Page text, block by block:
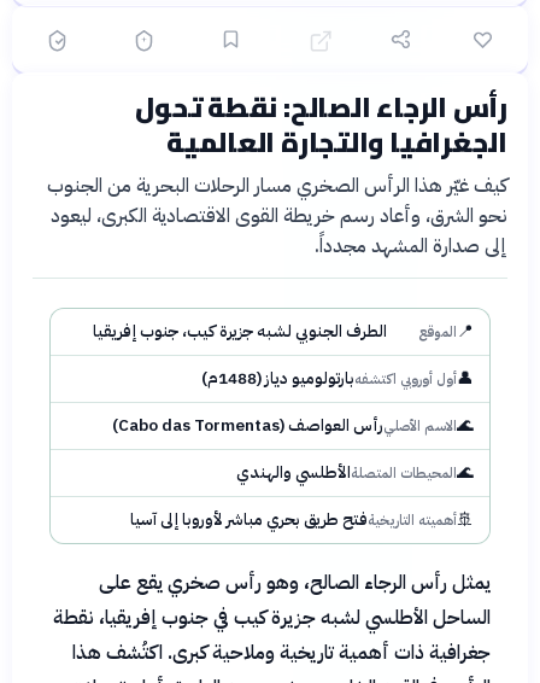
خريطة اختيار متعدد الشهر الماضي
خريطة 📝 مقالة الشهر الماضي
رأس الرجاء الصالح: نقطة تحول
الجغرافيا والتجارة العالمية
كيف غيّر هذا الرأس الصخري مسار الرحلات البحرية من الجنوب
نحو الشرق، وأعاد رسم خريطة القوى الاقتصادية الكبرى، ليعود
إلى صدارة المشهد مجدداً.
📍الموقع
الطرف الجنوبي لشبه جزيرة كيب، جنوب إفريقيا
👤أول أوروبي اكتشفهبارتولوميو دياز (1488م)
🌊الاسم الأصليرأس العواصف (Cabo das Tormentas)
🌊المحيطات المتصلةالأطلسي والهندي
🚢أهميته التاريخيةفتح طريق بحري مباشر لأوروبا إلى آسيا
يمثل رأس الرجاء الصالح، وهو رأس صخري يقع على
الساحل الأطلسي لشبه جزيرة كيب في جنوب إفريقيا، نقطة
جغرافية ذات أهمية تاريخية وملاحية كبرى. اكتُشف هذا